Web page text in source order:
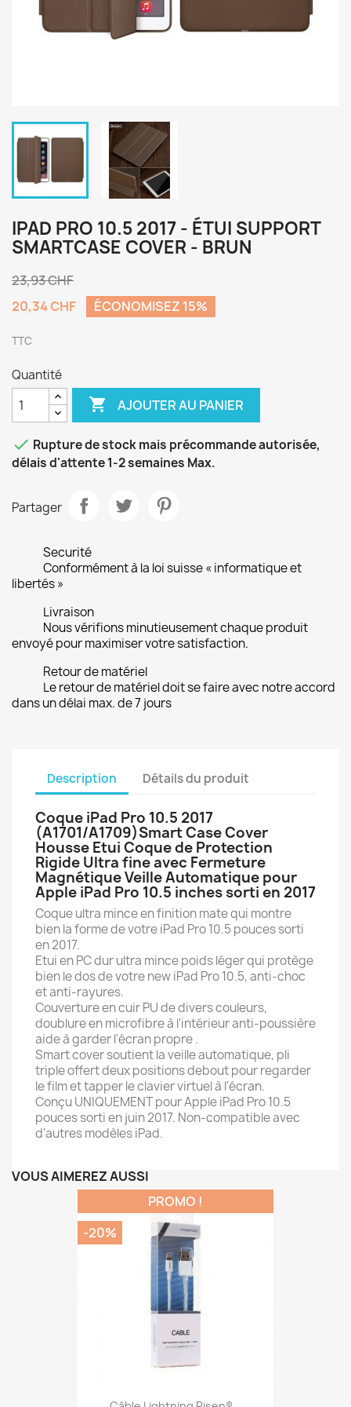
IPAD PRO 10.5 2017 - ÉTUI SUPPORT
SMARTCASE COVER - BRUN
23,93 CHF
20,34 CHF
ÉCONOMISEZ 15%
TTC
Quantité
 AJOUTER AU PANIER
 Rupture de stock mais précommande autorisée,
délais d'attente 1-2 semaines Max.
Partager
Securité
Conformément à la loi suisse « informatique et
libertés »
Livraison
Nous vérifions minutieusement chaque produit
envoyé pour maximiser votre satisfaction.
Retour de matériel
Le retour de matériel doit se faire avec notre accord
dans un délai max. de 7 jours
Description Détails du produit
Coque iPad Pro 10.5 2017
(A1701/A1709)Smart Case Cover
Housse Etui Coque de Protection
Rigide Ultra fine avec Fermeture
Magnétique Veille Automatique pour
Apple iPad Pro 10.5 inches sorti en 2017
Coque ultra mince en finition mate qui montre
bien la forme de votre iPad Pro 10.5 pouces sorti
en 2017.
Etui en PC dur ultra mince poids léger qui protège
bien le dos de votre new iPad Pro 10.5, anti-choc
et anti-rayures.
Couverture en cuir PU de divers couleurs,
doublure en microfibre à l'intérieur anti-poussière
aide à garder l'écran propre .
Smart cover soutient la veille automatique, pli
triple offert deux positions debout pour regarder
le film et tapper le clavier virtuel à l'écran.
Conçu UNIQUEMENT pour Apple iPad Pro 10.5
pouces sorti en juin 2017. Non-compatible avec
d'autres modèles iPad.
VOUS AIMEREZ AUSSI
PROMO !
-20%